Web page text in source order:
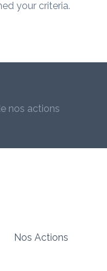
your criteria.
nos actions
Nos Actions